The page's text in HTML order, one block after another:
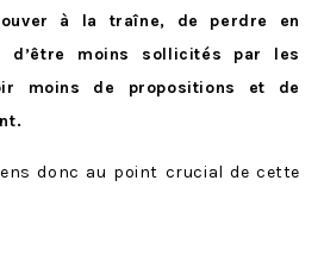
à la traîne, de perdre en
d’être moins sollicités par les
moins de propositions et de
donc au point crucial de cette